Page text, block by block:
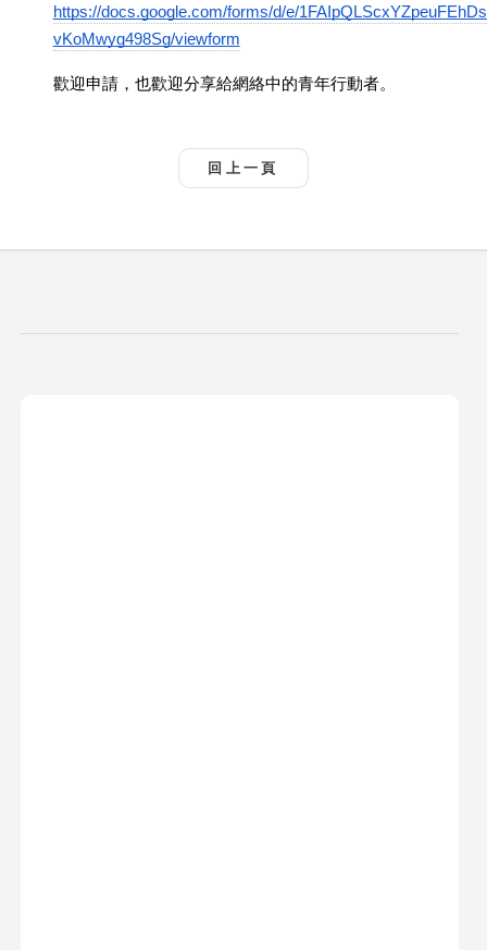
https://docs.google.com/forms/d/e/
vKoMwyg498Sg/viewform
歡迎申請，也歡迎分享給網絡中的青年行動者。